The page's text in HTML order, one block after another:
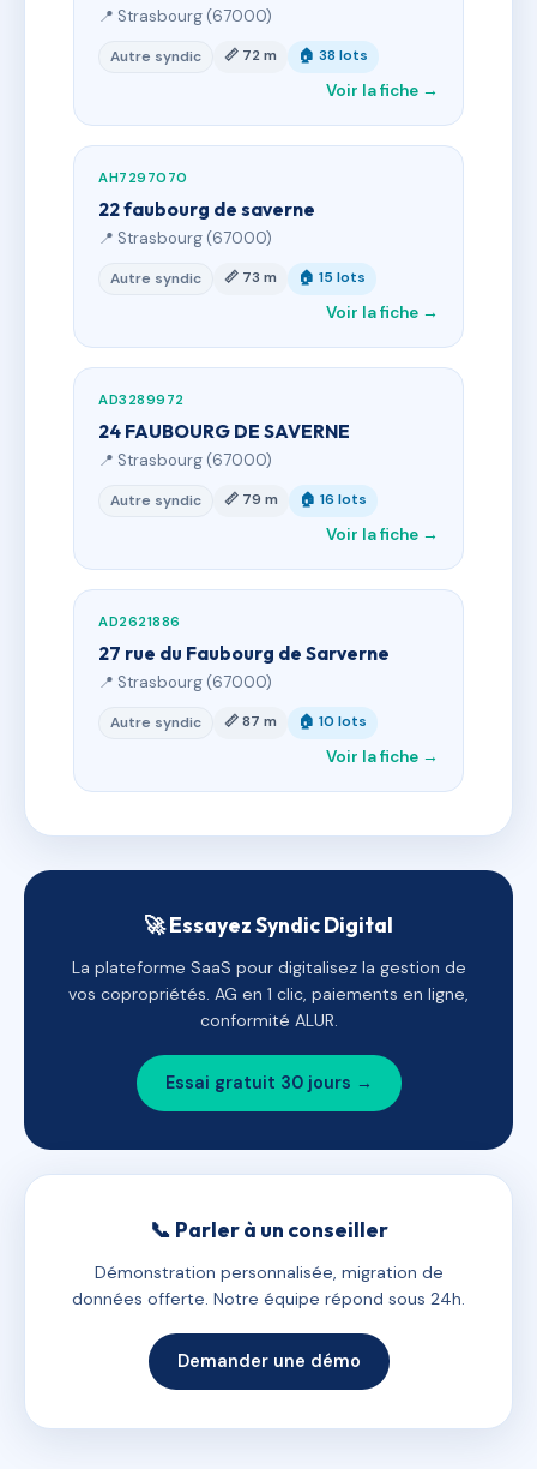
📍 Strasbourg (67000)
Autre syndic 📏 72 m 🏠 38 lots
Voir la fiche →
AH7297070
22 faubourg de saverne
📍 Strasbourg (67000)
Autre syndic 📏 73 m 🏠 15 lots
Voir la fiche →
AD3289972
24 FAUBOURG DE SAVERNE
📍 Strasbourg (67000)
Autre syndic 📏 79 m 🏠 16 lots
Voir la fiche →
AD2621886
27 rue du Faubourg de Sarverne
📍 Strasbourg (67000)
Autre syndic 📏 87 m 🏠 10 lots
Voir la fiche →
🚀 Essayez Syndic Digital
La plateforme SaaS pour digitalisez la gestion de
vos copropriétés. AG en 1 clic, paiements en ligne,
conformité ALUR.
Essai gratuit 30 jours →
📞 Parler à un conseiller
Démonstration personnalisée, migration de
données offerte. Notre équipe répond sous 24h.
Demander une démo